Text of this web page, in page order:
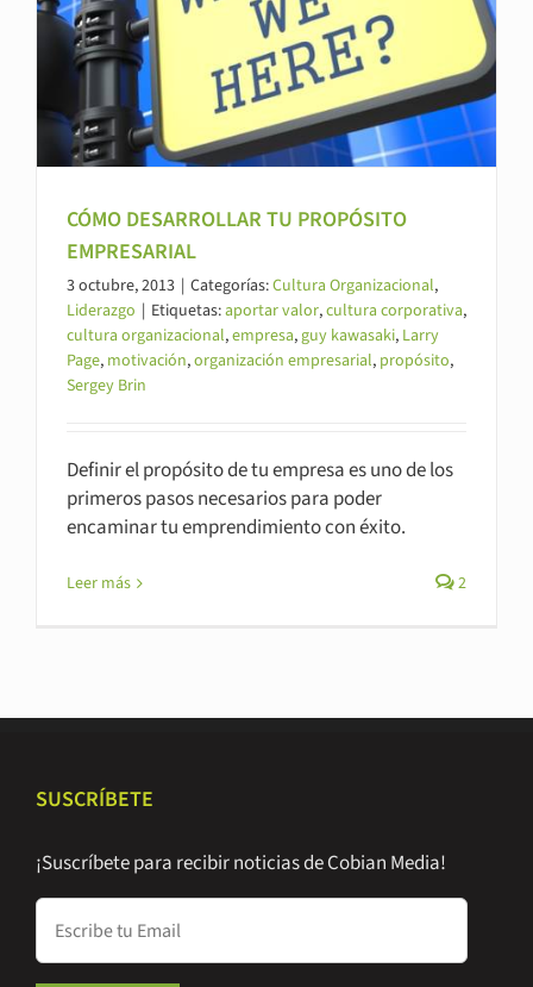
CÓMO DESARROLLAR TU PROPÓSITO
EMPRESARIAL
3 octubre, 2013 | Categorías:Cultura Organizacional,
Liderazgo | Etiquetas:aportar valor,cultura corporativa,
cultura organizacional,empresa,guy kawasaki, Larry
Page, motivación,organización empresarial, propósito,
Sergey Brin
Definir el propósito de tu empresa es uno de los
primeros pasos necesarios para poder
encaminar tu emprendimiento con éxito.
Leer más 2
SUSCRÍBETE
¡Suscríbete para recibir noticias de Cobian Media!